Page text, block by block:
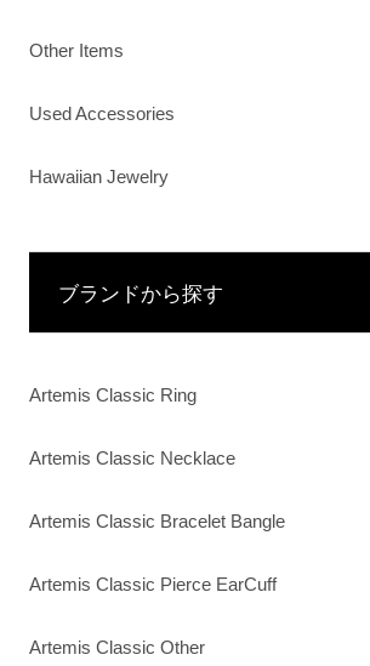
Other Items
Used Accessories
Hawaiian Jewelry
ブランドから探す
Artemis Classic Ring
Artemis Classic Necklace
Artemis Classic Bracelet Bangle
Artemis Classic Pierce EarCuff
Artemis Classic Other